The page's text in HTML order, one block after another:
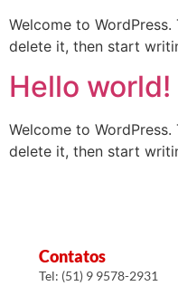
Welcome to
delete it, then start
Hello world!
Welcome to
delete it, then start
Contatos
Tel: (51) 9 9578-2931